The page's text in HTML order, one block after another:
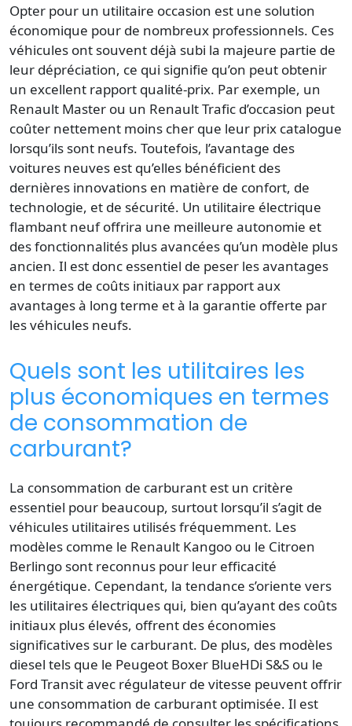
Opter pour un utilitaire occasion est une solution
économique pour de nombreux professionnels. Ces
véhicules ont souvent déjà subi la majeure partie de
leur dépréciation, ce qui signifie qu’on peut obtenir
un excellent rapport qualité-prix. Par exemple, un
Renault Master ou un Renault Trafic d’occasion peut
coûter nettement moins cher que leur prix catalogue
lorsqu’ils sont neufs. Toutefois, l’avantage des
voitures neuves est qu’elles bénéficient des
dernières innovations en matière de confort, de
technologie, et de sécurité. Un utilitaire électrique
flambant neuf offrira une meilleure autonomie et
des fonctionnalités plus avancées qu’un modèle plus
ancien. Il est donc essentiel de peser les avantages
en termes de coûts initiaux par rapport aux
avantages à long terme et à la garantie offerte par
les véhicules neufs.
Quels sont les utilitaires les
plus économiques en termes
de consommation de
carburant?
La consommation de carburant est un critère
essentiel pour beaucoup, surtout lorsqu’il s’agit de
véhicules utilitaires utilisés fréquemment. Les
modèles comme le Renault Kangoo ou le Citroen
Berlingo sont reconnus pour leur efficacité
énergétique. Cependant, la tendance s’oriente vers
les utilitaires électriques qui, bien qu’ayant des coûts
initiaux plus élevés, offrent des économies
significatives sur le carburant. De plus, des modèles
diesel tels que le Peugeot Boxer BlueHDi S&S ou le
Ford Transit avec régulateur de vitesse peuvent offrir
une consommation de carburant optimisée. Il est